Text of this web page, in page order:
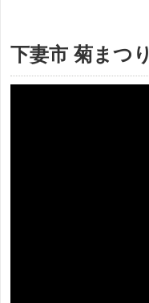
下妻市 菊まつり